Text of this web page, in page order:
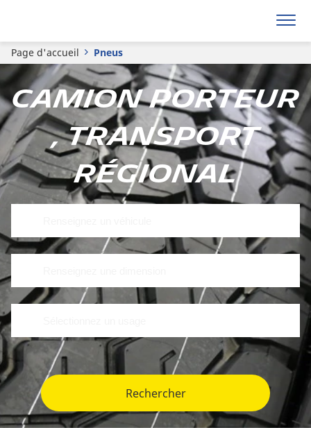
Page d'accueil Pneus
Camion porteur
, Transport
Régional
Rechercher